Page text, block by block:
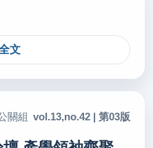
文
關組 vol.13,no.42 | 第03版